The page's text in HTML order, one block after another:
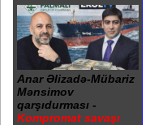
Anar Əlizadə-Mübariz
Mənsimov
qarşıdurması -
Kompromat savaşı